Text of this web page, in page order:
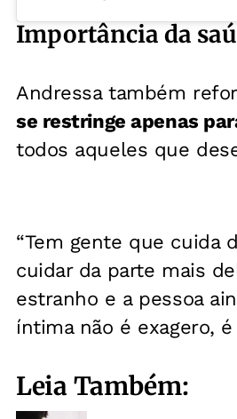
Importância da
Andressa também
se restringe apenas
todos aqueles que
“Tem gente que cuida
cuidar da parte mais
estranho e a pessoa
íntima não é exagero,
Leia Também: